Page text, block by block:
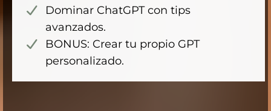
Dominar ChatGPT con tips
avanzados.
BONUS: Crear tu propio GPT
personalizado.